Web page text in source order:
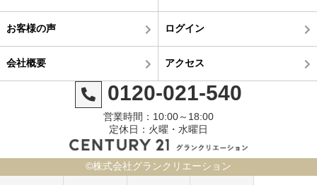
お客様の声 ログイン
会社概要 アクセス
0120-021-540
営業時間：10:00～18:00
定休日：火曜・水曜日
©株式会社グランクリエーション